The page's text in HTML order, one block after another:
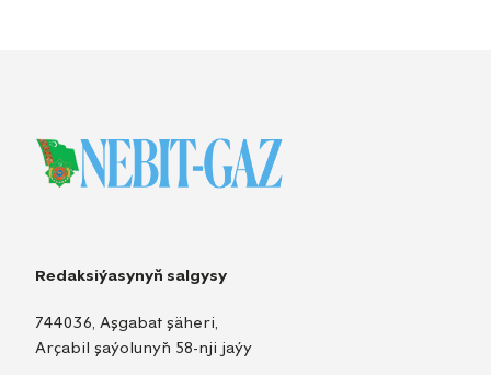
Redaksiýasynyň salgysy
744036, Aşgabat şäheri,
Arçabil şaýolunyň 58-nji jaýy